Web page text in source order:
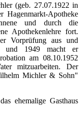
(geb. 27.07.1922 in
Hagenmarkt-Apotheke
und durch die
Apothekenlehre fort.
Vorprüfung aus und
und 1949 macht er
am 08.10.1952
mitzuarbeiten. Der
Michler & Sohn"
ehemalige Gasthaus